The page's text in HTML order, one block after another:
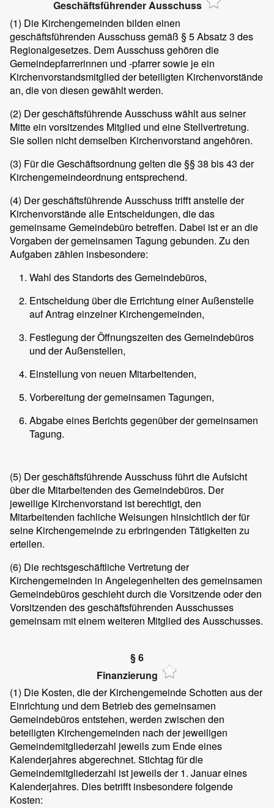
Geschäftsführender Ausschuss
(1) Die Kirchengemeinden bilden einen
geschäftsführenden Ausschuss gemäß § 5 Absatz 3 des
Regionalgesetzes. Dem Ausschuss gehören die
Gemeindepfarrerinnen und -pfarrer sowie je ein
Kirchenvorstandsmitglied der beteiligten Kirchenvorstände
an, die von diesen gewählt werden.
(2) Der geschäftsführende Ausschuss wählt aus seiner
Mitte ein vorsitzendes Mitglied und eine Stellvertretung.
Sie sollen nicht demselben Kirchenvorstand angehören.
(3) Für die Geschäftsordnung gelten die §§ 38 bis 43 der
Kirchengemeindeordnung entsprechend.
(4) Der geschäftsführende Ausschuss trifft anstelle der
Kirchenvorstände alle Entscheidungen, die das
gemeinsame Gemeindebüro betreffen. Dabei ist er an die
Vorgaben der gemeinsamen Tagung gebunden. Zu den
Aufgaben zählen insbesondere:
Wahl des Standorts des Gemeindebüros,
Entscheidung über die Errichtung einer Außenstelle
auf Antrag einzelner Kirchengemeinden,
Festlegung der Öffnungszeiten des Gemeindebüros
und der Außenstellen,
Einstellung von neuen Mitarbeitenden,
Vorbereitung der gemeinsamen Tagungen,
Abgabe eines Berichts gegenüber der gemeinsamen
Tagung.
(5) Der geschäftsführende Ausschuss führt die Aufsicht
über die Mitarbeitenden des Gemeindebüros. Der
jeweilige Kirchenvorstand ist berechtigt, den
Mitarbeitenden fachliche Weisungen hinsichtlich der für
seine Kirchengemeinde zu erbringenden Tätigkeiten zu
erteilen.
(6) Die rechtsgeschäftliche Vertretung der
Kirchengemeinden in Angelegenheiten des gemeinsamen
Gemeindebüros geschieht durch die Vorsitzende oder den
Vorsitzenden des geschäftsführenden Ausschusses
gemeinsam mit einem weiteren Mitglied des Ausschusses.
§ 6
Finanzierung
(1) Die Kosten, die der Kirchengemeinde Schotten aus der
Einrichtung und dem Betrieb des gemeinsamen
Gemeindebüros entstehen, werden zwischen den
beteiligten Kirchengemeinden nach der jeweiligen
Gemeindemitgliederzahl jeweils zum Ende eines
Kalenderjahres abgerechnet. Stichtag für die
Gemeindemitgliederzahl ist jeweils der 1. Januar eines
Kalenderjahres. Dies betrifft insbesondere folgende
Kosten: